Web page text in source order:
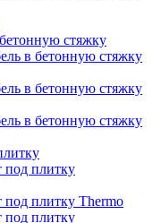
стяжку
в бетонную стяжку
в бетонную стяжку
в бетонную стяжку
под плитку
под плитку Thermo
под плитку